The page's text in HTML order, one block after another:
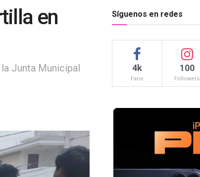
en
Junta Municipal
Síguenos en redes
4k
Fans
100
Followers